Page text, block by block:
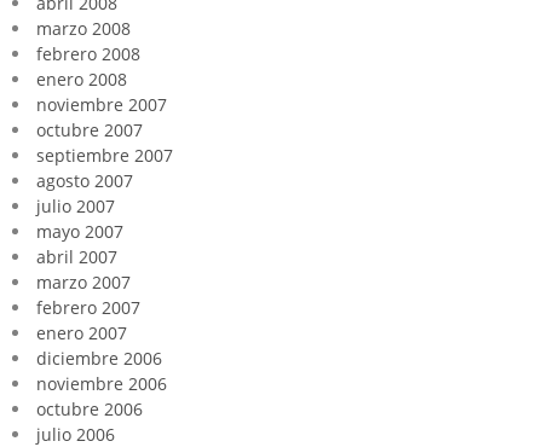
marzo 2008
febrero 2008
enero 2008
noviembre 2007
octubre 2007
septiembre 2007
agosto 2007
julio 2007
mayo 2007
abril 2007
marzo 2007
febrero 2007
enero 2007
diciembre 2006
noviembre 2006
octubre 2006
julio 2006